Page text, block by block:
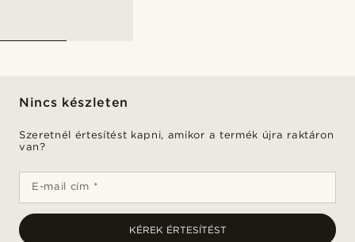
Nincs készleten
Szeretnél értesítést kapni, amikor a termék újra raktáron
van?
E-mail cím *
KÉREK ÉRTESÍTÉST